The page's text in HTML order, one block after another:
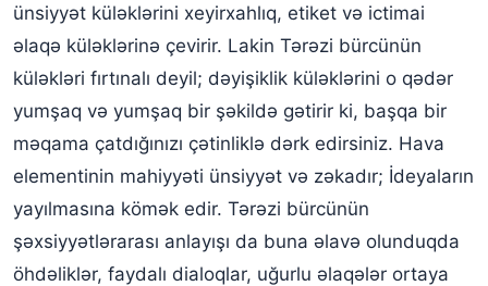
ünsiyyət küləklərini xeyirxahlıq, etiket və ictimai
əlaqə küləklərinə çevirir. Lakin Tərəzi bürcünün
küləkləri fırtınalı deyil; dəyişiklik küləklərini o qədər
yumşaq və yumşaq bir şəkildə gətirir ki, başqa bir
məqama çatdığınızı çətinliklə dərk edirsiniz. Hava
elementinin mahiyyəti ünsiyyət və zəkadır; İdeyaların
yayılmasına kömək edir. Tərəzi bürcünün
şəxsiyyətlərarası anlayışı da buna əlavə olunduqda
öhdəliklər, faydalı dialoqlar, uğurlu əlaqələr ortaya